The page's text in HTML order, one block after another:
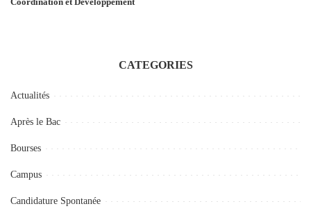
CATEGORIES
Actualités
Après le Bac
Bourses
Campus
Candidature Spontanée